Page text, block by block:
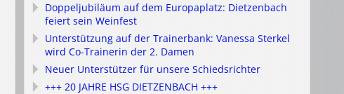
Doppeljubiläum auf dem Europaplatz: Dietzenbach
feiert sein Weinfest
Unterstützung auf der Trainerbank: Vanessa Sterkel
wird Co-Trainerin der 2. Damen
Neuer Unterstützer für unsere Schiedsrichter
+++ 20 JAHRE HSG DIETZENBACH +++